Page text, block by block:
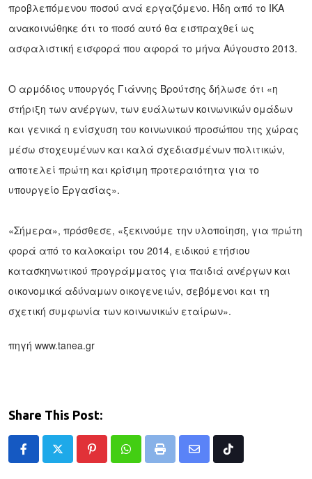
προβλεπόμενου ποσού ανά εργαζόμενο. Ήδη από το ΙΚΑ
ανακοινώθηκε ότι το ποσό αυτό θα εισ­πραχθεί ως
ασφαλιστική εισφορά που αφορά το μήνα Αύγουστο 2013.
Ο αρμόδιος υπουργός Γιάννης Βρούτσης δήλωσε ότι «η
στήριξη των ανέργων, των ευάλωτων κοινωνικών ομάδων
και γενικά η ενίσχυση του κοινωνικού προσώπου της χώρας
μέσω στοχευμένων και καλά σχεδιασμένων πολιτικών,
αποτελεί πρώτη και κρίσιμη προτεραιότητα για το
υπουργείο Εργασίας».
«Σήμερα», πρόσθεσε, «ξεκι­νούμε την υλοποίηση, για πρώτη
φορά από το καλοκαίρι του 2014, ειδι­κού ετήσιου
κατασκηνωτικού προγράμματος για παιδιά ανέργων και
οικο­νομικά αδύναμων οικογενειών, σεβόμενοι και τη
σχετική συμφωνία των κοινωνικών εταίρων».
πηγή www.tanea.gr
Share This Post:
PinterestWhatsappPrint
Share
Tiktok